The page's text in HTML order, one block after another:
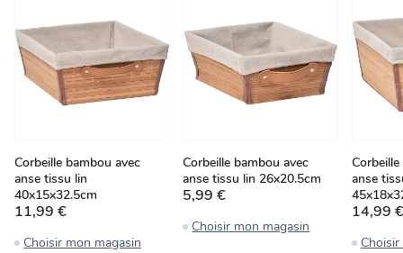
Corbeille bambou avec
anse tissu lin
40x15x32.5cm
11,99 €
Choisir mon magasin
Corbeille bambou avec
anse tissu lin 26x20.5cm
5,99 €
Choisir mon magasin
anse
14,99 €